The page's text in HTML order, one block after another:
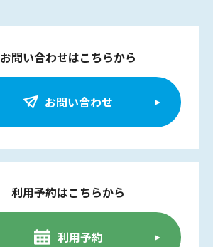
お問い合わせはこちらから
お問い合わせ
利用予約はこちらから
利用予約